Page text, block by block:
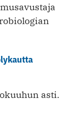
asti.